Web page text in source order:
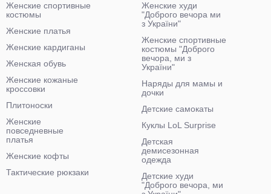
Женские спортивные
костюмы
Женские платья
Женские кардиганы
Женская обувь
Женские кожаные
кроссовки
Плитоноски
Женские
повседневные
платья
Женские кофты
Тактические рюкзаки
Женские худи
"Доброго вечора ми
з України"
Женские спортивные
костюмы "Доброго
вечора, ми з
України"
Наряды для мамы и
дочки
Детские самокаты
Куклы LoL Surprise
Детская
демисезонная
одежда
Детские худи
"Доброго вечора, ми